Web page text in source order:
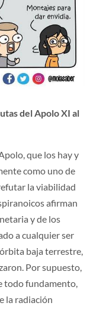
del Apolo XI al
que los hay y
como uno de
la viabilidad
afirman
y de los
a cualquier ser
baja terrestre,
Por supuesto,
todo fundamento,
la radiación